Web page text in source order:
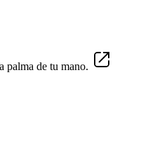
palma de tu mano.